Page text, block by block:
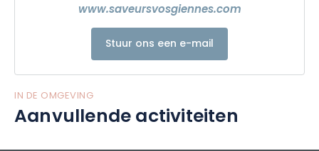
www.saveursvosgiennes.com
Stuur ons een e-mail
IN DE OMGEVING
Aanvullende activiteiten